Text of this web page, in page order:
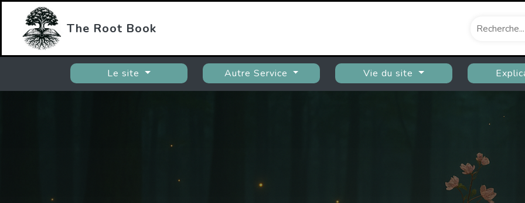
The Root Book
Le site Autre Service Vie du site